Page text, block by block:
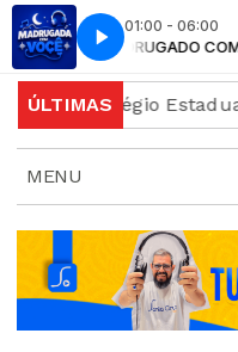
01:00 - 06:00
MADRUGADO
ÚLTIMASEstadual de
MENU